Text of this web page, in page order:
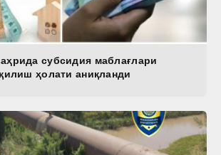
субсидия маблағлари
ҳолати аниқланди